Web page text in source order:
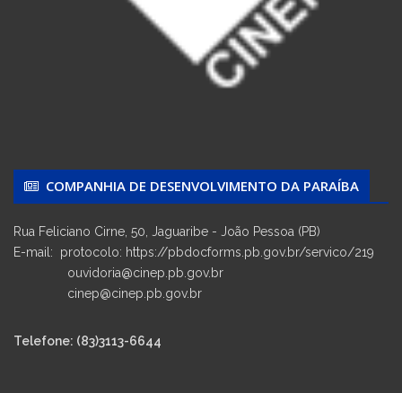
COMPANHIA DE DESENVOLVIMENTO DA PARAÍBA
Rua Feliciano Cirne, 50, Jaguaribe - João Pessoa (PB)
E-mail: protocolo: https://pbdocforms.pb.gov.br/servico/219
ouvidoria@cinep.pb.gov.br
cinep@cinep.pb.gov.br
Telefone: (83)3113-6644